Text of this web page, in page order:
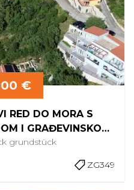
€
RED DO MORA S
grundstück
ZG349